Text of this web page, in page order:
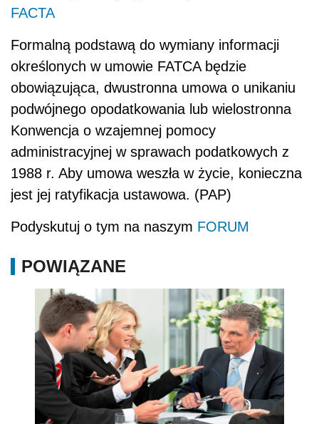
FACTA
Formalną podstawą do wymiany informacji
określonych w umowie FATCA będzie
obowiązująca, dwustronna umowa o unikaniu
podwójnego opodatkowania lub wielostronna
Konwencja o wzajemnej pomocy
administracyjnej w sprawach podatkowych z
1988 r. Aby umowa weszła w życie, konieczna
jest jej ratyfikacja ustawowa. (PAP)
Podyskutuj o tym na naszym FORUM
POWIĄZANE